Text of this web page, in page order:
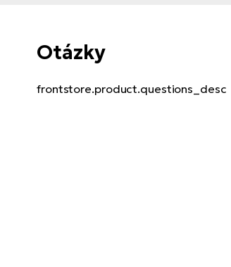
Otázky
frontstore.product.questions_desc